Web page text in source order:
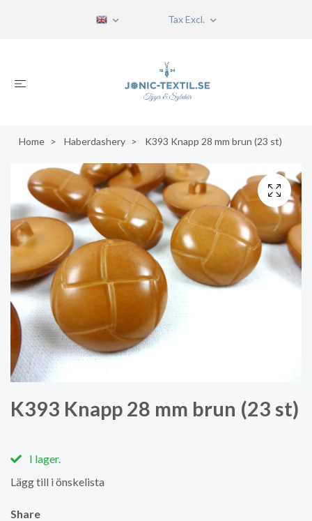
Tax Excl.
Home Haberdashery K393 Knapp 28 mm brun (23 st)
K393 Knapp 28 mm brun (23 st)
I lager.
Lägg till i önskelista
Share